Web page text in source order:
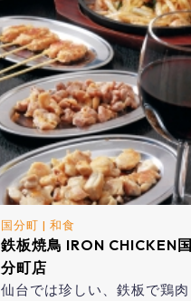
国分町 | 和食
鉄板焼鳥 IRON CHICKEN国
分町店
仙台では珍しい、鉄板で鶏肉